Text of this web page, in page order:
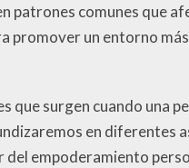
patrones comunes que
promover un entorno más
que surgen cuando una
en diferentes
del empoderamiento